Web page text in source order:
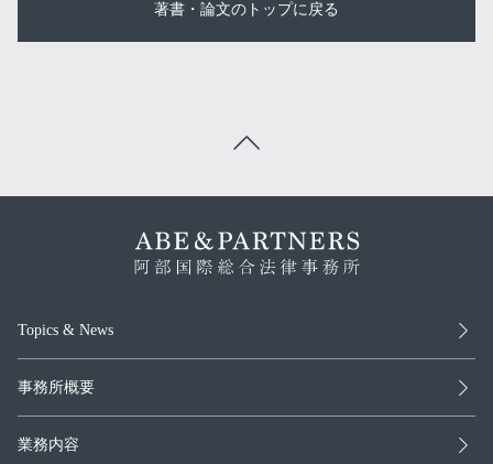
著書・論文のトップに戻る
Topics & News
事務所概要
業務内容